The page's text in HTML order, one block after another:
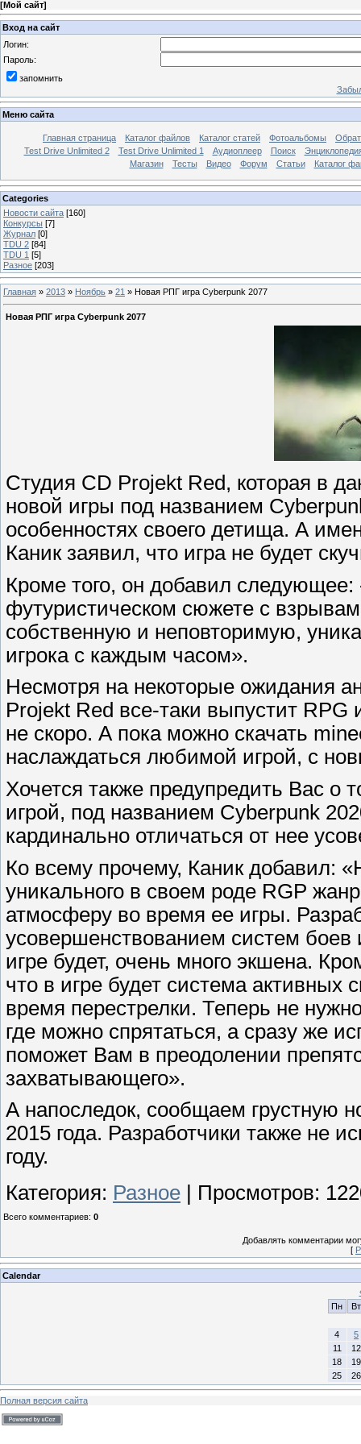
[Мой сайт]
Вход на сайт
Логин:
Пароль:
запомнить
Меню сайта
Главная страница Каталог файлов Каталог статей Фотоальбомы
Test Drive Unlimited 2
Test Drive Unlimited 1 Аудиоплеер Поиск
Магазин
Тесты Видео Форум Статьи Каталог
Categories
Новости сайта [160]
Конкурсы [7]
Журнал [0]
TDU 2 [84]
TDU 1 [5]
Разное [203]
Главная » 2013 » Ноябрь » 21 » Новая РПГ игра Cyberpunk 2077
Новая РПГ игра Cyberpunk 2077
Студия CD Projekt Red, которая в
новой игры под названием
особенностях своего детища. А
Каник заявил, что игра не будет
Кроме того, он добавил следующее:
футуристическом сюжете с
собственную и неповторимую,
игрока с каждым часом».
Несмотря на некоторые ожидания
Projekt Red все-таки выпустит
не скоро. А пока можно скачать
наслаждаться любимой игрой, с
Хочется также предупредить Вас о
игрой, под названием Cyberpunk
кардинально отличаться от нее
Ко всему прочему, Каник добавил:
уникального в своем роде RGP
атмосферу во время ее игры.
усовершенствованием систем
игре будет, очень много экшена.
что в игре будет система активных
время перестрелки. Теперь не
где можно спрятаться, а сразу же
поможет Вам в преодолении
захватывающего».
А напоследок, сообщаем грустную
2015 года. Разработчики также не
году.
Категория: Разное Просмотров:
Всего комментариев: 0
Добавлять комментарии
[
Calendar
Пн
Вт
4
5
11
12
18
19
25
26
Полная версия сайта